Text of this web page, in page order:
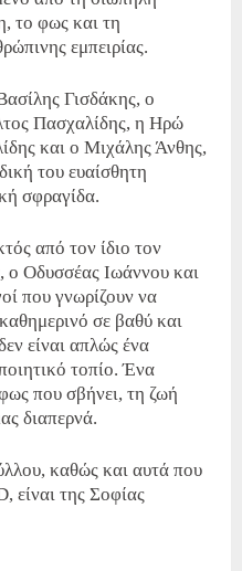
το φως και τη
εμπειρίας.
Γισδάκης, ο
Πασχαλίδης, η Ηρώ
και ο Μιχάλης Άνθης,
του ευαίσθητη
σφραγίδα.
από τον ίδιο τον
ο Οδυσσέας Ιωάννου και
που γνωρίζουν να
σε βαθύ και
είναι απλώς ένα
τοπίο. Ένα
που σβήνει, τη ζωή
διαπερνά.
καθώς και αυτά που
είναι της Σοφίας